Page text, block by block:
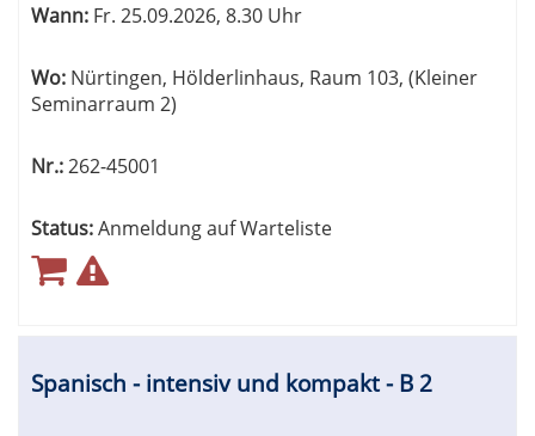
Wann: Fr. 25.09.2026, 8.30 Uhr
Wo: Nürtingen, Hölderlinhaus, Raum 103, (Kleiner
Seminarraum 2)
Nr.:262-45001
Status:Anmeldung auf Warteliste
Spanisch - intensiv und kompakt - B 2